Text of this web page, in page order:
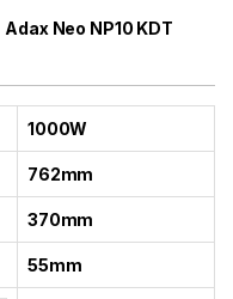
Adax Neo NP10 KDT
1000W
762mm
370mm
55mm